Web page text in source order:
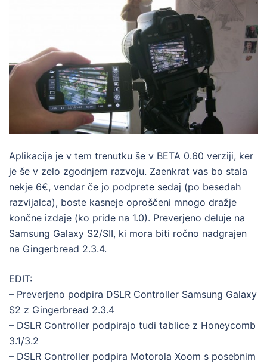
Aplikacija je v tem trenutku še v BETA 0.60 verziji, ker
je še v zelo zgodnjem razvoju. Zaenkrat vas bo stala
nekje 6€, vendar če jo podprete sedaj (po besedah
razvijalca), boste kasneje oproščeni mnogo dražje
končne izdaje (ko pride na 1.0). Preverjeno deluje na
Samsung Galaxy S2/SII, ki mora biti ročno nadgrajen
na Gingerbread 2.3.4.
EDIT:
– Preverjeno podpira DSLR Controller Samsung Galaxy
S2 z Gingerbread 2.3.4
– DSLR Controller podpirajo tudi tablice z Honeycomb
3.1/3.2
– DSLR Controller podpira Motorola Xoom s posebnim